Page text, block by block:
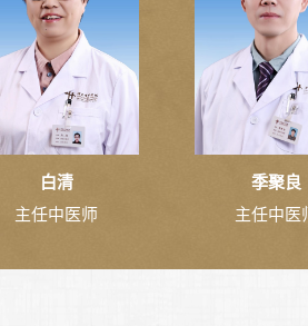
白清
主任中医师
季聚良
主任中医